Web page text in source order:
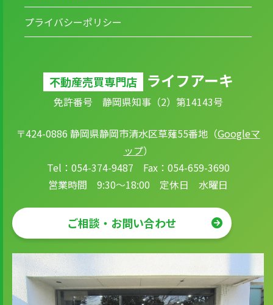
プライバシーポリシー
不動産売買専門店 ライフアーキ
免許番号 静岡県知事（2）第14143号
〒424-0886 静岡県静岡市清水区草薙55番地（Googleマ
ップ）
Tel：054-374-9487 Fax：054-659-3690
営業時間 9:30～18:00 定休日 水曜日
ご相談・お問い合わせ